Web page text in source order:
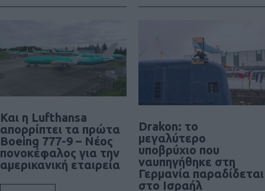
Και η Lufthansa
απορρίπτει τα πρώτα
Boeing 777-9 – Νέος
πονοκέφαλος για την
αμερικανική εταιρεία
Drakon: το
μεγαλύτερο
υποβρύχιο που
ναυπηγήθηκε στη
Γερμανία παραδίδεται
στο Ισραήλ